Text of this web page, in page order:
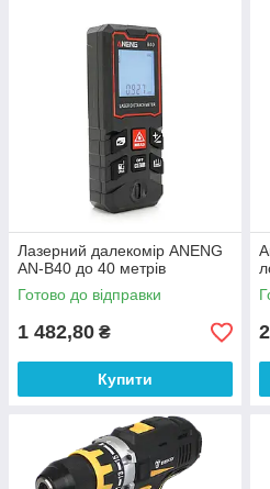
Лазерний далекомір ANENG
AN-B40 до 40 метрів
Готово до відправки
1 482,80 ₴
Купити